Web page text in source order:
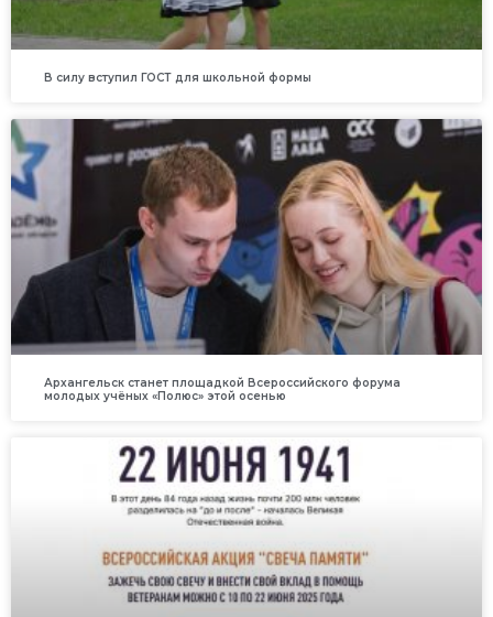
В силу вступил ГОСТ для школьной формы
Архангельск станет площадкой Всероссийского форума
молодых учёных «Полюс» этой осенью